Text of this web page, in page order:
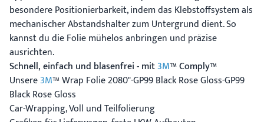
besondere Positionierbarkeit, indem das Klebstoffsystem als
mechanischer Abstandshalter zum Untergrund dient. So
kannst du die Folie mühelos anbringen und präzise
ausrichten.
Schnell, einfach und blasenfrei - mit3M™ Comply™
Unsere3M™ Wrap Folie 2080"-GP99 Black Rose Gloss-GP99
Black Rose Gloss
Car-Wrapping, Voll und Teilfolierung